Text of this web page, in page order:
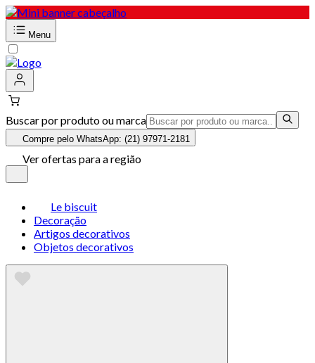
Menu
Buscar por produto ou marca
Compre pelo WhatsApp: (21) 97971-2181
Ver ofertas para a região
Le biscuit
Decoração
Artigos decorativos
Objetos decorativos